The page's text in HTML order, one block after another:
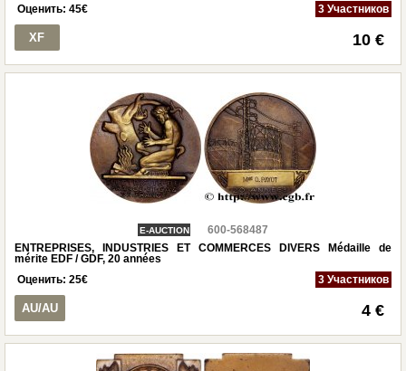
Оценить: 45€ 3 Участников
XF 10 €
E-AUCTION
600-568487
ENTREPRISES, INDUSTRIES ET COMMERCES DIVERS Médaille de
mérite EDF / GDF, 20 années
Оценить: 25€ 3 Участников
AU/AU 4 €